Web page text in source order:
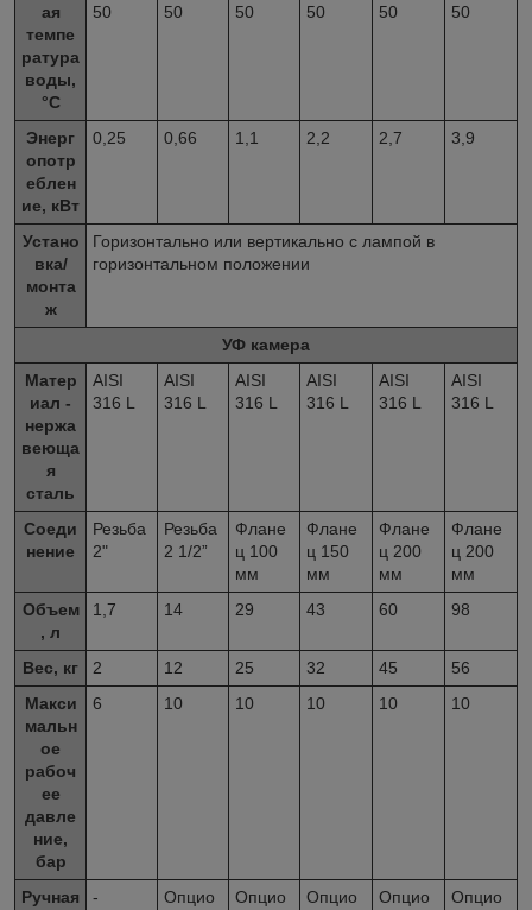
ая
темпе
ратура
воды,
°C
50
50
50
50
50
50
Энерг
опотр
еблен
ие, кВт
0,25 0,66 1,1 2,2 2,7 3,9
Устано
вка/
монта
ж
Горизонтально или вертикально с лампой в
горизонтальном положении
УФ камера
Матер
иал -
нержа
веюща
я
сталь
AISI
316 L
AISI
316 L
AISI
316 L
AISI
316 L
AISI
316 L
AISI
316 L
Соеди
нение
Резьба
2"
Резьба
2 1/2”
Флане
ц 100
мм
Флане
ц 150
мм
Флане
ц 200
мм
Флане
ц 200
мм
Объем
, л
1,7 14 29 43 60 98
Вес, кг 2 12 25 32 45
56
Макси
мальн
ое
рабоч
ее
давле
ние,
бар
6 10 10 10 10 10
Ручная
-
Опцио
Опцио
Опцио
Опцио
Опцио